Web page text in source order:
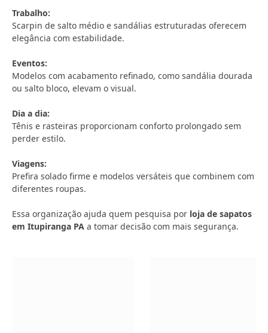
Trabalho:
Scarpin de salto médio e sandálias estruturadas oferecem
elegância com estabilidade.
Eventos:
Modelos com acabamento refinado, como sandália dourada
ou salto bloco, elevam o visual.
Dia a dia:
Tênis e rasteiras proporcionam conforto prolongado sem
perder estilo.
Viagens:
Prefira solado firme e modelos versáteis que combinem com
diferentes roupas.
Essa organização ajuda quem pesquisa por loja de sapatos
em Itupiranga PA a tomar decisão com mais segurança.